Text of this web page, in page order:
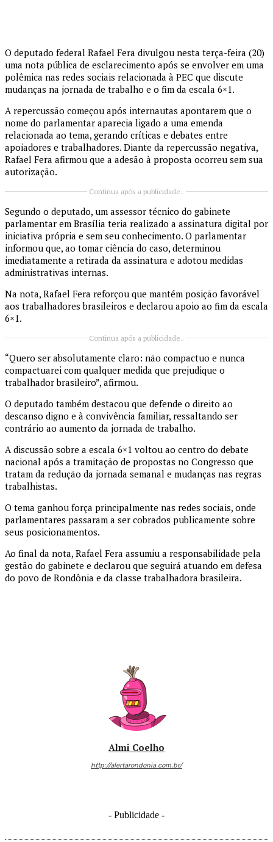
O deputado federal Rafael Fera divulgou nesta terça-feira (20)
uma nota pública de esclarecimento após se envolver em uma
polêmica nas redes sociais relacionada à PEC que discute
mudanças na jornada de trabalho e o fim da escala 6×1.
A repercussão começou após internautas apontarem que o
nome do parlamentar aparecia ligado a uma emenda
relacionada ao tema, gerando críticas e debates entre
apoiadores e trabalhadores. Diante da repercussão negativa,
Rafael Fera afirmou que a adesão à proposta ocorreu sem sua
autorização.
Continua após a publicidade..
Segundo o deputado, um assessor técnico do gabinete
parlamentar em Brasília teria realizado a assinatura digital por
iniciativa própria e sem seu conhecimento. O parlamentar
informou que, ao tomar ciência do caso, determinou
imediatamente a retirada da assinatura e adotou medidas
administrativas internas.
Na nota, Rafael Fera reforçou que mantém posição favorável
aos trabalhadores brasileiros e declarou apoio ao fim da escala
6×1.
Continua após a publicidade..
“Quero ser absolutamente claro: não compactuo e nunca
compactuarei com qualquer medida que prejudique o
trabalhador brasileiro”, afirmou.
O deputado também destacou que defende o direito ao
descanso digno e à convivência familiar, ressaltando ser
contrário ao aumento da jornada de trabalho.
A discussão sobre a escala 6×1 voltou ao centro do debate
nacional após a tramitação de propostas no Congresso que
tratam da redução da jornada semanal e mudanças nas regras
trabalhistas.
O tema ganhou força principalmente nas redes sociais, onde
parlamentares passaram a ser cobrados publicamente sobre
seus posicionamentos.
Ao final da nota, Rafael Fera assumiu a responsabilidade pela
gestão do gabinete e declarou que seguirá atuando em defesa
do povo de Rondônia e da classe trabalhadora brasileira.
Almi Coelho
http://alertarondonia.com.br/
- Publicidade -